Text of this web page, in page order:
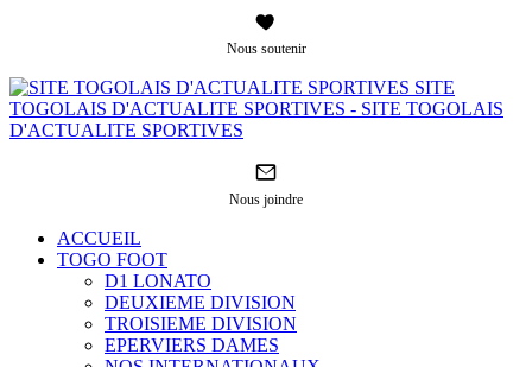
Nous soutenir
SITE
TOGOLAIS D'ACTUALITE SPORTIVES - SITE TOGOLAIS
D'ACTUALITE SPORTIVES
Nous joindre
ACCUEIL
TOGO FOOT
D1 LONATO
DEUXIEME DIVISION
TROISIEME DIVISION
EPERVIERS DAMES